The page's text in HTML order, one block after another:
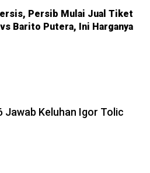
Persib Mulai Jual Tiket
Barito Putera, Ini Harganya
Jawab Keluhan Igor Tolic